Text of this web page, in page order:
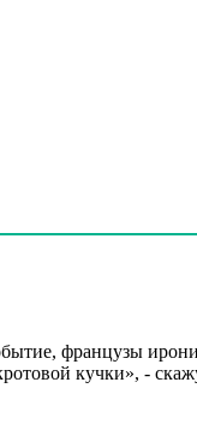
французы
куч­ки», -